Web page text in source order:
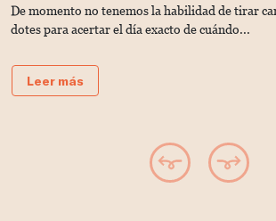
De momento no tenemos la habilidad de tirar
dotes para acertar el día exacto de cuándo...
Leer más